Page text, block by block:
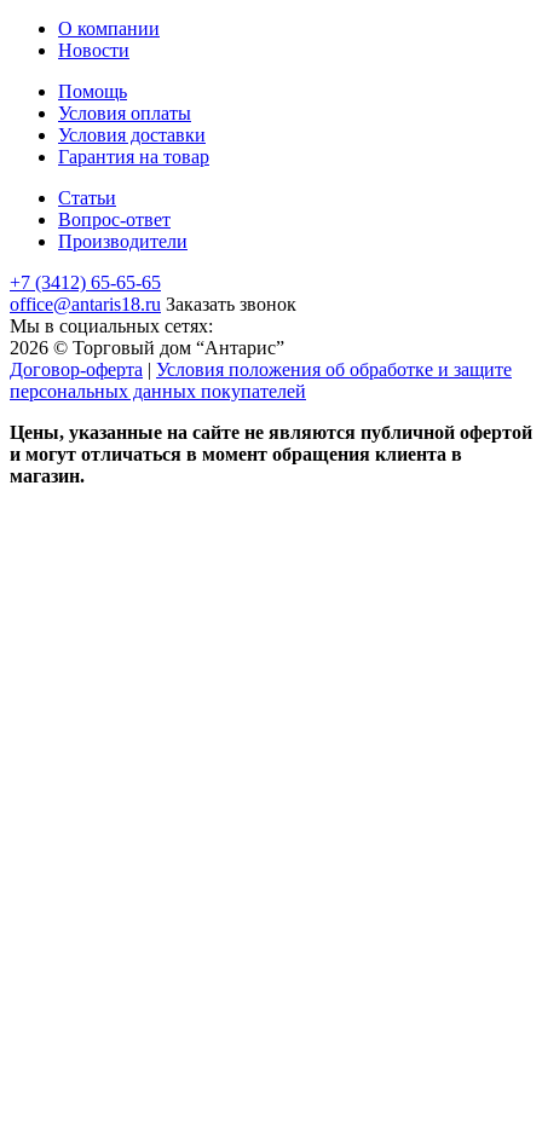
О компании
Новости
Помощь
Условия оплаты
Условия доставки
Гарантия на товар
Статьи
Вопрос-ответ
Производители
+7 (3412) 65-65-65
office@antaris18.ru Заказать звонок
Мы в социальных сетях:
2026 © Торговый дом “Антарис”
Договор-оферта | Условия положения об обработке и защите
персональных данных покупателей
Цены, указанные на сайте не являются публичной офертой
и могут отличаться в момент обращения клиента в
магазин.